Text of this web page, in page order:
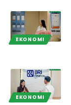
EKONOMI
EKONOMI